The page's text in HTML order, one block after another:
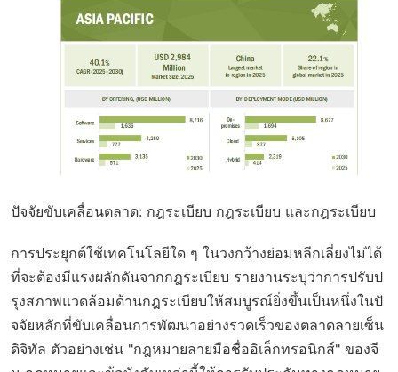
ปัจจัยขับเคลื่อนตลาด: กฎระเบียบ กฎระเบียบ และกฎระเบียบ
การประยุกต์ใช้เทคโนโลยีใด ๆ ในวงกว้างย่อมหลีกเลี่ยงไม่ได้
ที่จะต้องมีแรงผลักดันจากกฎระเบียบ รายงานระบุว่าการปรับป
รุงสภาพแวดล้อมด้านกฎระเบียบให้สมบูรณ์ยิ่งขึ้นเป็นหนึ่งในปั
จจัยหลักที่ขับเคลื่อนการพัฒนาอย่างรวดเร็วของตลาดลายเซ็น
ดิจิทัล ตัวอย่างเช่น "กฎหมายลายมือชื่ออิเล็กทรอนิกส์" ของจี